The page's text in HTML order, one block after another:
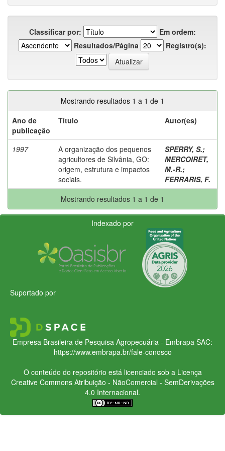
Classificar por:
Em ordem:
Resultados/Página
Registro(s):
Mostrando resultados 1 a 1 de 1
Ano de
publicação
Título Autor(es)
1997
A organização dos pequenos
agricultores de Silvânia, GO:
origem, estrutura e impactos
sociais.
SPERRY, S.;
MERCOIRET,
M.-R.;
FERRARIS, F.
Mostrando resultados 1 a 1 de 1
Indexado por
Suportado por
Empresa Brasileira de Pesquisa Agropecuária - Embrapa SAC:
https://www.embrapa.br/fale-conosco
O conteúdo do repositório está licenciado sob a Licença
Creative CommonsAtribuição - NãoComercial - SemDerivações
4.0 Internacional.